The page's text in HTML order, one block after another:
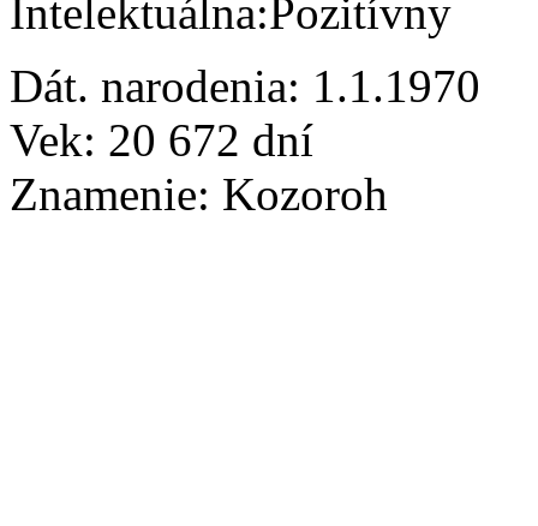
Intelektuálna:
Dát. narodenia: 1.1.1970
Vek: 20 672 dní
Znamenie: Kozoroh